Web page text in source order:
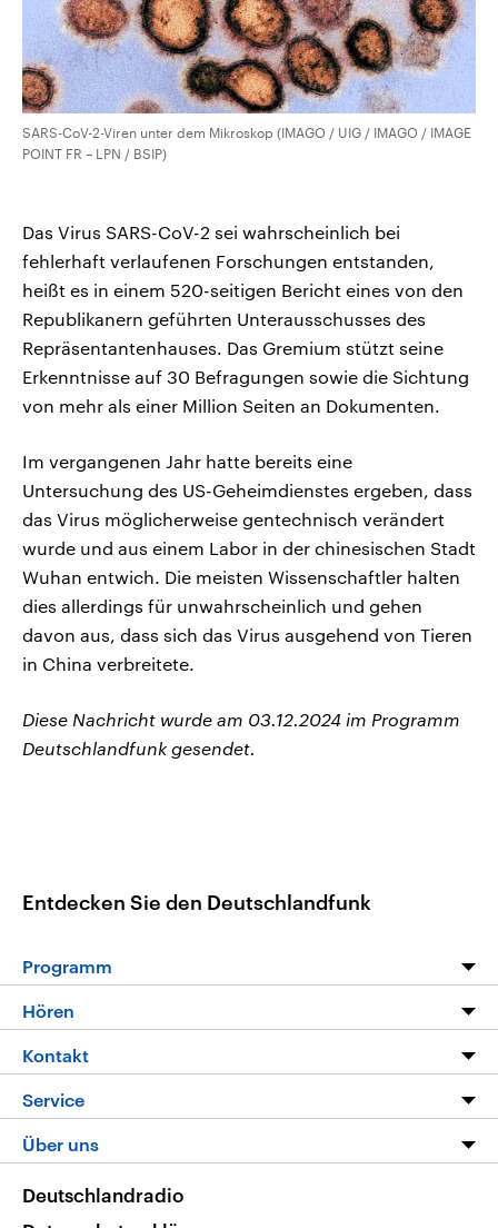
SARS-CoV-2-Viren unter dem Mikroskop (IMAGO / UIG / IMAGO / IMAGE
POINT FR – LPN / BSIP)
Das Virus SARS-CoV-2 sei wahrscheinlich bei
fehlerhaft verlaufenen Forschungen entstanden,
heißt es in einem 520-seitigen Bericht eines von den
Republikanern geführten Unterausschusses des
Repräsentantenhauses. Das Gremium stützt seine
Erkenntnisse auf 30 Befragungen sowie die Sichtung
von mehr als einer Million Seiten an Dokumenten.
Im vergangenen Jahr hatte bereits eine
Untersuchung des US-Geheimdienstes ergeben, dass
das Virus möglicherweise gentechnisch verändert
wurde und aus einem Labor in der chinesischen Stadt
Wuhan entwich. Die meisten Wissenschaftler halten
dies allerdings für unwahrscheinlich und gehen
davon aus, dass sich das Virus ausgehend von Tieren
in China verbreitete.
Diese Nachricht wurde am 03.12.2024 im Programm
Deutschlandfunk gesendet.
Entdecken Sie den Deutschlandfunk
Programm
Programm
Die Nachrichten
Nachrichtenleicht
Neue Beiträge auf dlf.de
Hören
Livestream
Podcasts
Deutschlandfunk App
Nachrichten App
Kontakt
Hörerservice
Service
FAQ
Veranstaltungen
Über uns
Deutschlandradio